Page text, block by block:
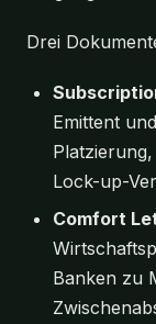
Drei
Emittent
Lock-up-
Comfort
Banken zu